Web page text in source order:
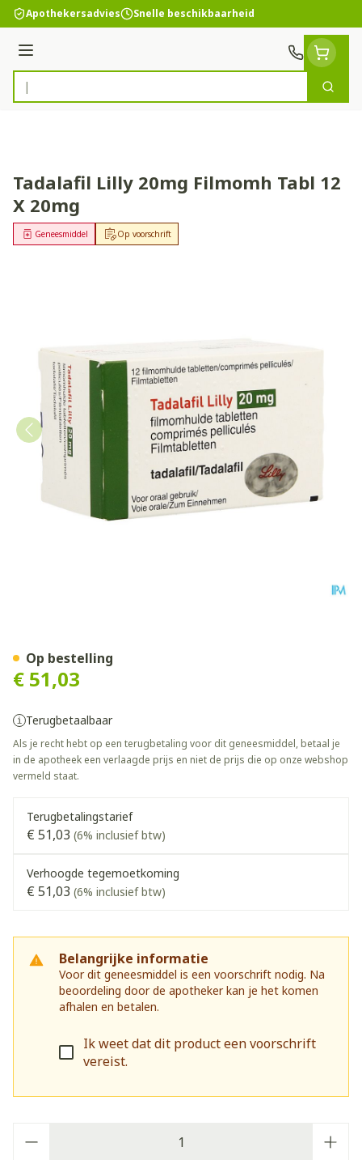
Ga naar de inhoud
Apothekersadvies Snelle beschikbaarheid
Menu
Product, merk, categorie...
Zoek
Tadalafil Lilly 20mg Filmomh Tabl 12
X 20mg
Op voorschrift
Geneesmiddel
€ 51,03
Terugbetaalbaar
Als je recht hebt op een terugbetaling voor dit geneesmiddel, betaal je
in de apotheek een verlaagde prijs en niet de prijs die op onze webshop
vermeld staat.
Terugbetalingstarief
€ 51,03 (6% inclusief btw)
Verhoogde tegemoetkoming
€ 51,03 (6% inclusief btw)
Belangrijke informatie
Voor dit geneesmiddel is een voorschrift nodig. Na
beoordeling door de apotheker kan je het komen
afhalen en betalen.
Ik weet dat dit product een voorschrift
vereist.
Op bestelling